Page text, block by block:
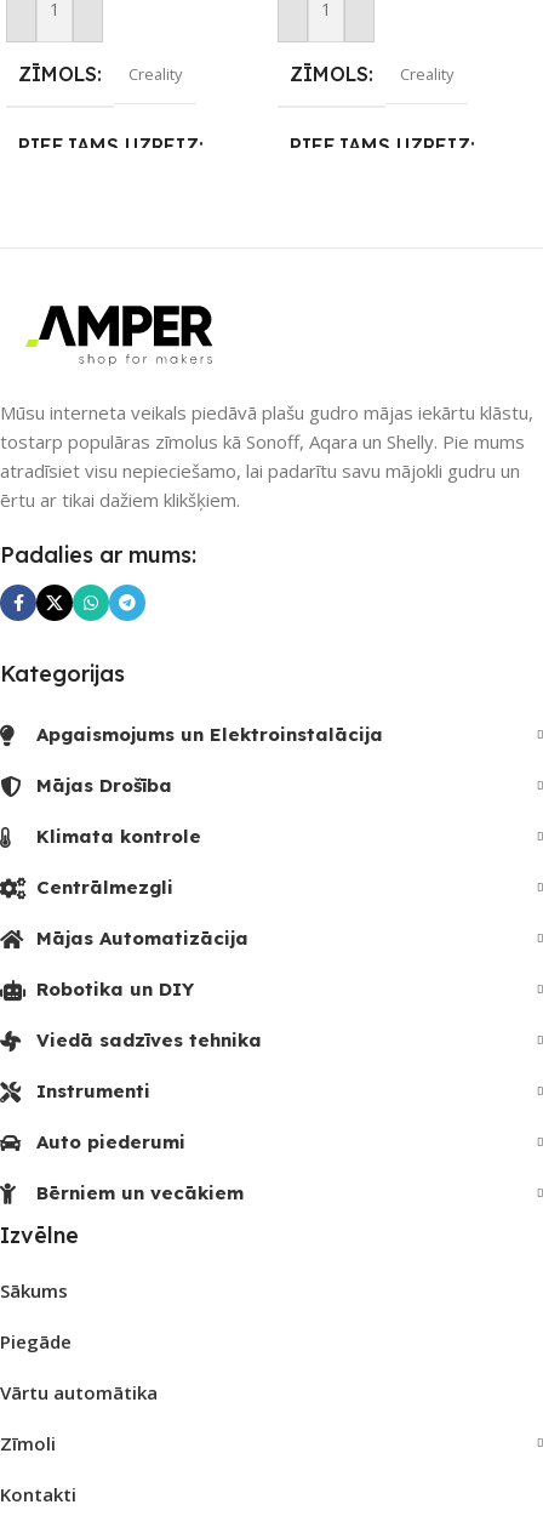
Pievienot Grozam
ZĪMOLS Creality
PIEEJAMS UZREIZ
SKAITS
Pievienot Grozam
ZĪMOLS Creality
PIEEJAMS UZREIZ
Mūsu interneta veikals piedāvā plašu gudro mājas iekārtu klāstu,
tostarp populāras zīmolus kā Sonoff, Aqara un Shelly. Pie mums
atradīsiet visu nepieciešamo, lai padarītu savu mājokli gudru un
ērtu ar tikai dažiem klikšķiem.
Padalies ar mums:
Kategorijas
Apgaismojums un Elektroinstalācija
Mājas Drošība
Klimata kontrole
Centrālmezgli
Mājas Automatizācija
Robotika un DIY
Viedā sadzīves tehnika
Instrumenti
Auto piederumi
Bērniem un vecākiem
Izvēlne
Sākums
Piegāde
Vārtu automātika
Zīmoli
Kontakti